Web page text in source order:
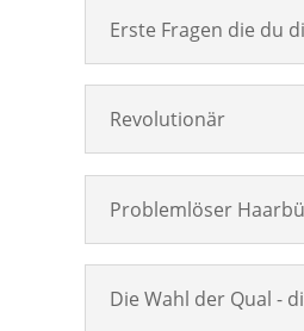
Erste Fragen die du
Revolutionär
Problemlöser
Die Wahl der Qual -